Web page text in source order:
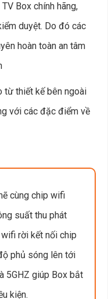
Box chính hãng,
duyệt. Do đó các
hoàn toàn an tâm
từ thiết kế bên ngoài
với các đặc điểm về
cùng chip wifi
suất thu phát
rời kết nối chip
phủ sóng lên tới
5GHZ giúp Box bắt
kiện.